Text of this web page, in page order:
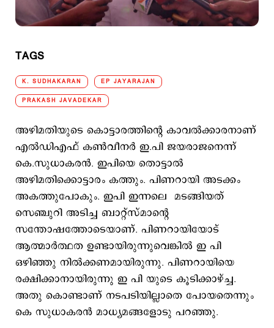
TAGS
K. SUDHAKARAN EP JAYARAJAN
PRAKASH JAVADEKAR
അഴിമതിയുടെ കൊട്ടാരത്തിന്‍റെ കാവല്‍ക്കാരനാണ്
എല്‍ഡിഎഫ് കണ്‍വീനര്‍ ഇ.പി ജയരാജനെന്ന്
കെ.സുധാകരന്‍. ഇപിയെ തൊട്ടാല്‍
അഴിമതിക്കൊട്ടാരം കത്തും. പിണറായി അടക്കം
അകത്തുപോകും. ഇപി ഇന്നലെ മടങ്ങിയത്
സെഞ്ചുറി അടിച്ച ബാറ്റ്സ്മാന്‍റെ
സന്തോഷത്തോടെയാണ്. പിണറായിയോട്
ആത്മാർത്ഥത ഉണ്ടായിരുന്നുവെങ്കിൽ ഇ പി
ഒഴിഞ്ഞു നിൽക്കണമായിരുന്നു. പിണറായിയെ
രക്ഷിക്കാനായിരുന്നു ഇ പി യുടെ കൂടിക്കാഴ്ച്ച.
അതു കൊണ്ടാണ് നടപടിയില്ലാതെ പോയതെന്നും
കെ സുധാകരൻ മാധ്യമങ്ങളോടു പറഞ്ഞു.